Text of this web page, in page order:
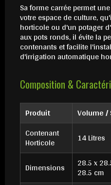
Sa forme carrée permet
votre espace de culture,
horticole ou d'un potager
aux pots ronds, il évite la
contenants et facilite
d'irrigation automatique
Composition &
Produit Volume /
Contenant
Horticole 14 Litres
Dimensions
28.5 x
28.5 cm